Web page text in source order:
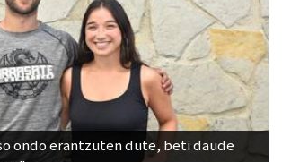
ondo erantzuten dute, beti daude